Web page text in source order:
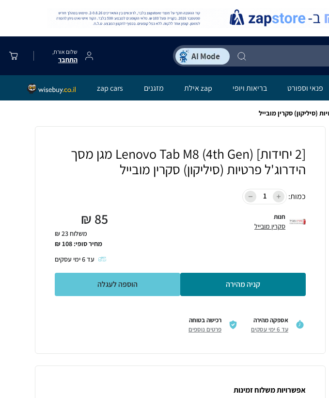
שלום אורח,
התחבר
פנאי וספורט בריאות ויופי zap אילת מזגנים zap cars
[2 יחידות] Lenovo Tab M8 (4th Gen) מגן מסך
הידרוג'ל פרטיות (סיליקון) סקרין מובייל
כמות:
חנות
סקרין מובייל 85
₪
משלוח 23 ₪
מחיר סופי: 108
₪
עד6ימי עסקים
קניה מהירה הוספה לעגלה
אספקה מהירה
עד 6 ימי עסקים
רכישה בטוחה
פרטים נוספים
אפשרויות משלוח זמינות